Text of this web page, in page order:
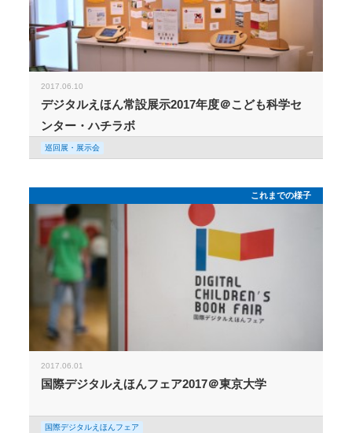
2017.06.10
デジタルえほん常設展示2017年度＠こども科学セ
ンター・ハチラボ
巡回展・展示会
これまでの様子
2017.06.01
国際デジタルえほんフェア2017＠東京大学
国際デジタルえほんフェア